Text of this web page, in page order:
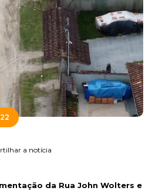
a notícia
da Rua John Wolters e